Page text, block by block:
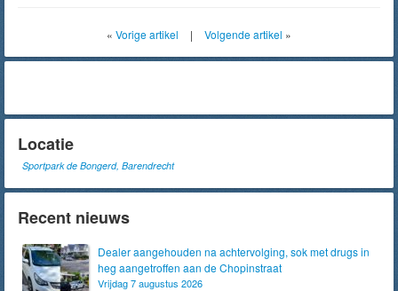
« Vorige artikel | Volgende artikel »
Locatie
Sportpark de Bongerd, Barendrecht
Recent nieuws
Dealer aangehouden na achtervolging, sok met drugs in
heg aangetroffen aan de Chopinstraat
Vrijdag 7 augustus 2026